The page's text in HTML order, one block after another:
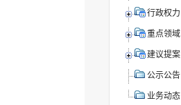
行政权力
重点领域
建议提案
公示公告
业务动态